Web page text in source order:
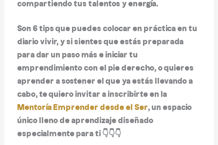
compartiendo tus talentos y energía.
Son 6 tips que puedes colocar en práctica en tu
diario vivir, y si sientes que estás preparada
para dar un paso más e iniciar tu
emprendimiento con el pie derecho, o quieres
aprender a sostener el que ya estás llevando a
cabo, te quiero invitar a inscribirte en la
Mentoría Emprender desde el Ser, un espacio
único lleno de aprendizaje diseñado
especialmente para ti 👇👇👇